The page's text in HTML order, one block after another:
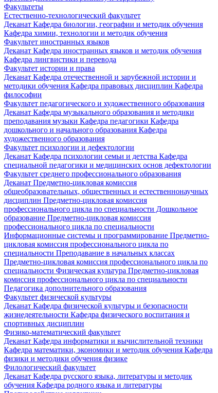
Факультеты
Естественно-технологический факультет
Деканат Кафедра биологии, географии и методик обучения
Кафедра химии, технологии и методик обучения
Факультет иностранных языков
Деканат Кафедра иностранных языков и методик обучения
Кафедра лингвистики и перевода
Факультет истории и права
Деканат Кафедра отечественной и зарубежной истории и
методики обучения Кафедра правовых дисциплин Кафедра
философии
Факультет педагогического и художественного образования
Деканат Кафедра музыкального образования и методики
преподавания музыки Кафедра педагогики Кафедра
дошкольного и начального образования Кафедра
художественного образования
Факультет психологии и дефектологии
Деканат Кафедра психологии семьи и детства Кафедра
специальной педагогики и медицинских основ дефектологии
Факультет среднего профессионального образования
Деканат Предметно-цикловая комиссия
общеобразовательных, общественных и естественнонаучных
дисциплин Предметно-цикловая комиссия
профессионального цикла по специальности Дошкольное
образование Предметно-цикловая комиссия
профессионального цикла по специальности
Информационные системы и программирование Предметно-
цикловая комиссия профессионального цикла по
специальности Преподавание в начальных классах
Предметно-цикловая комиссия профессионального цикла по
специальности Физическая культура Предметно-цикловая
комиссия профессионального цикла по специальности
Педагогика дополнительного образования
Факультет физической культуры
Деканат Кафедра физической культуры и безопасности
жизнедеятельности Кафедра физического воспитания и
спортивных дисциплин
Физико-математический факультет
Деканат Кафедра информатики и вычислительной техники
Кафедра математики, экономики и методик обучения Кафедра
физики и методики обучения физике
Филологический факультет
Деканат Кафедра русского языка, литературы и методик
обучения Кафедра родного языка и литературы